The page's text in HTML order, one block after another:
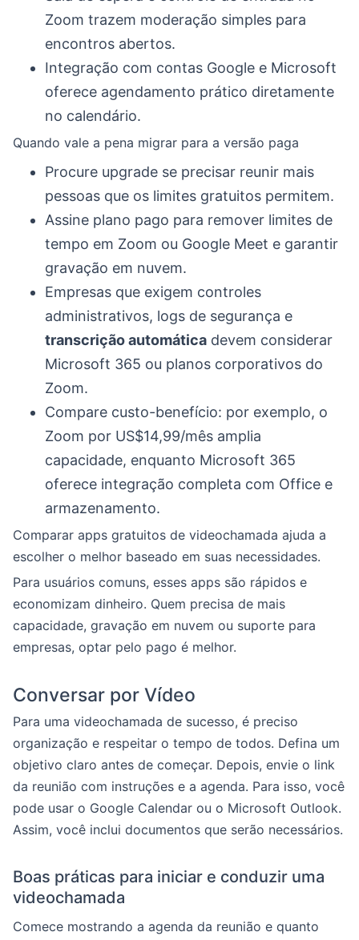
Zoom trazem moderação simples para
encontros abertos.
Integração com contas Google e Microsoft
oferece agendamento prático diretamente
no calendário.
Quando vale a pena migrar para a versão paga
Procure upgrade se precisar reunir mais
pessoas que os limites gratuitos permitem.
Assine plano pago para remover limites de
tempo em Zoom ou Google Meet e garantir
gravação em nuvem.
Empresas que exigem controles
administrativos, logs de segurança e
transcrição automática devem considerar
Microsoft 365 ou planos corporativos do
Zoom.
Compare custo-benefício: por exemplo, o
Zoom por US$14,99/mês amplia
capacidade, enquanto Microsoft 365
oferece integração completa com Office e
armazenamento.
Comparar apps gratuitos de videochamada ajuda a
escolher o melhor baseado em suas necessidades.
Para usuários comuns, esses apps são rápidos e
economizam dinheiro. Quem precisa de mais
capacidade, gravação em nuvem ou suporte para
empresas, optar pelo pago é melhor.
Conversar por Vídeo
Para uma videochamada de sucesso, é preciso
organização e respeitar o tempo de todos. Defina um
objetivo claro antes de começar. Depois, envie o link
da reunião com instruções e a agenda. Para isso, você
pode usar o Google Calendar ou o Microsoft Outlook.
Assim, você inclui documentos que serão necessários.
Boas práticas para iniciar e conduzir uma
videochamada
Comece mostrando a agenda da reunião e quanto